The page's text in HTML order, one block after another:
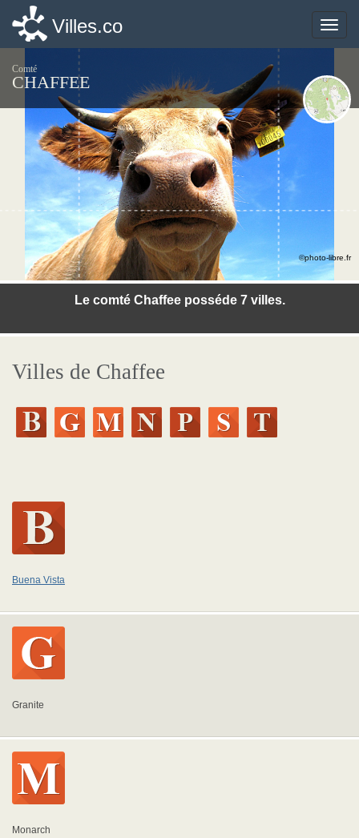
Toggle
Villes.co
Comté
CHAFFEE
Le comté Chaffee posséde 7 villes.
©photo-libre.fr
Villes de Chaffee
Buena Vista
Granite
Monarch
Toggle
Villes.co